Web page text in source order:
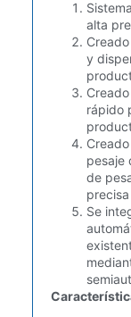
alta
y
rápido
pesaje
de
Se